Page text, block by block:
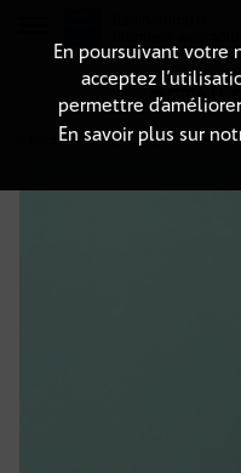
16 novembre 2025à 12h59, durée :
En poursuivant votre
acceptez
permettre
En savoir plus sur